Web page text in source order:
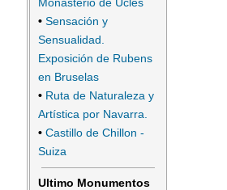
Monasterio de Uclés
• Sensación y
Sensualidad.
Exposición de Rubens
en Bruselas
• Ruta de Naturaleza y
Artística por Navarra.
• Castillo de Chillon -
Suiza
Ultimo Monumentos